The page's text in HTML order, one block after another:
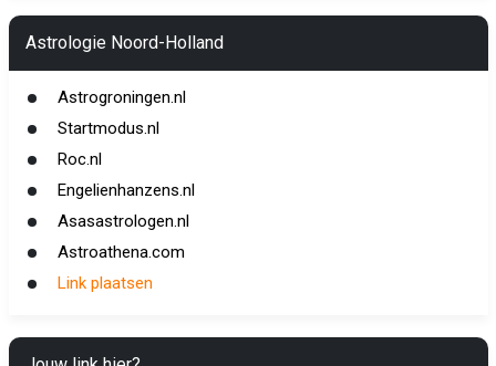
Astrologie Noord-Holland
Astrogroningen.nl
Startmodus.nl
Roc.nl
Engelienhanzens.nl
Asasastrologen.nl
Astroathena.com
Link plaatsen